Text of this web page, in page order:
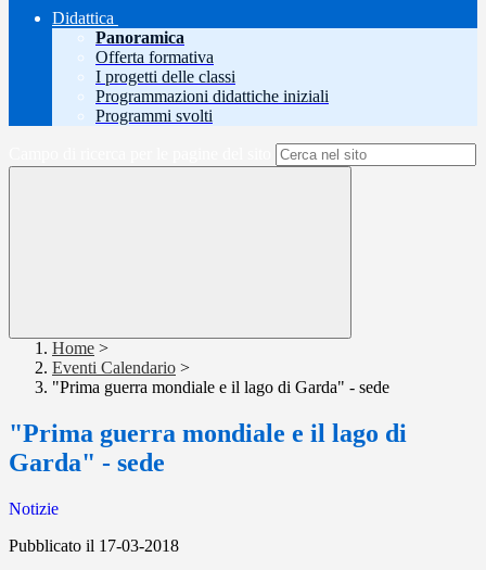
Didattica
Panoramica
Offerta formativa
I progetti delle classi
Programmazioni didattiche iniziali
Programmi svolti
Home >
Eventi Calendario >
"Prima guerra mondiale e il lago di Garda" - sede
"Prima guerra mondiale e il lago di
Garda" - sede
Notizie
Pubblicato il 17-03-2018